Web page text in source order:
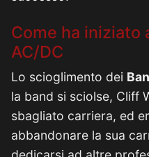
Come ha iniziato
AC/DC
Lo scioglimento dei
la band si sciolse, Cliff
sbagliato carriera, ed
abbandonare la sua